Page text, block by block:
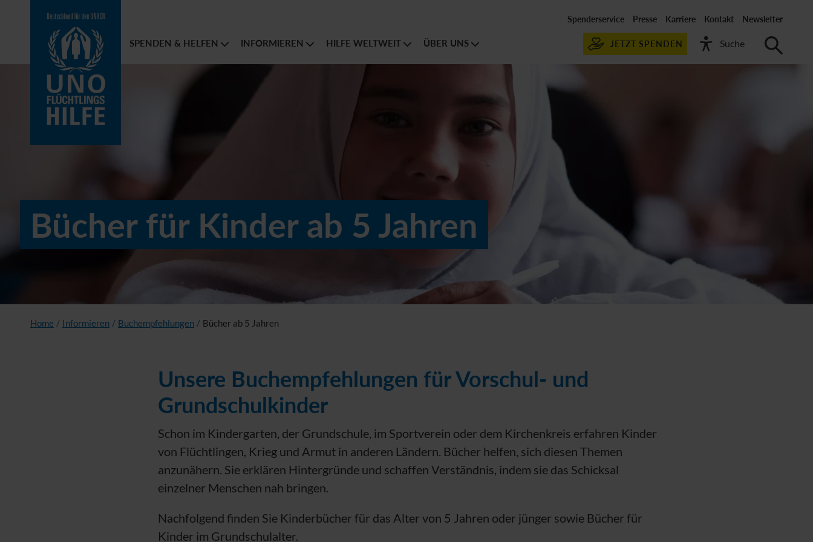
Spenderservice Presse Karriere Kontakt Newsletter
JETZT SPENDEN
SPENDEN & HELFEN INFORMIEREN HILFE WELTWEIT ÜBER UNS
Bücher für Kinder ab 5 Jahren
Home / Informieren / Buchempfehlungen / Bücher ab 5 Jahren
Unsere Buchempfehlungen für Vorschul- und
Grundschulkinder
Schon im Kindergarten, der Grundschule, im Sportverein oder dem Kirchenkreis erfahren Kinder
von Flüchtlingen, Krieg und Armut in anderen Ländern. Bücher helfen, sich diesen Themen
anzunähern. Sie erklären Hintergründe und schaffen Verständnis, indem sie das Schicksal
einzelner Menschen nah bringen.
Nachfolgend finden Sie Kinderbücher für das Alter von 5 Jahren oder jünger sowie Bücher für
Kinder im Grundschulalter.